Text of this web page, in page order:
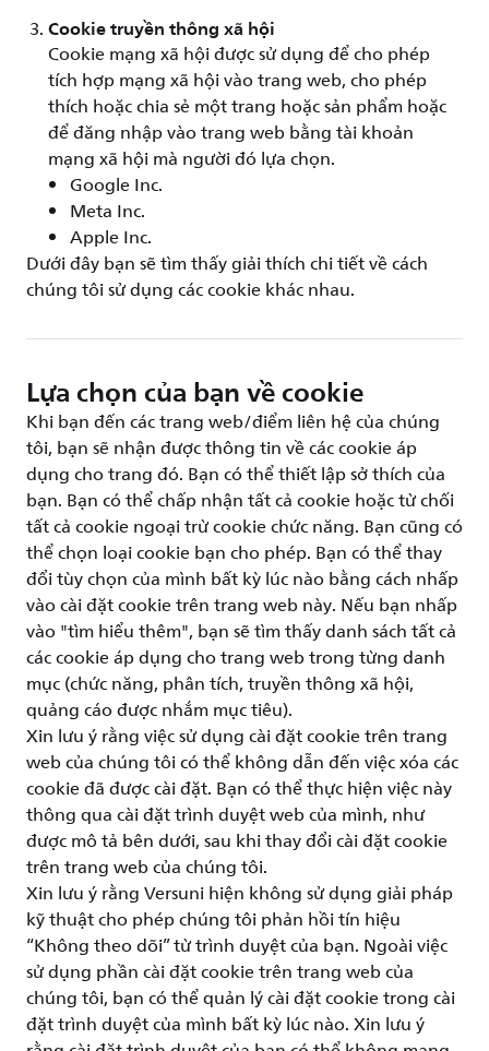
Cookie truyền thông xã hội
Cookie mạng xã hội được sử dụng để cho phép
tích hợp mạng xã hội vào trang web, cho phép
thích hoặc chia sẻ một trang hoặc sản phẩm hoặc
để đăng nhập vào trang web bằng tài khoản
mạng xã hội mà người đó lựa chọn.
Google Inc.
Meta Inc.
Apple Inc.
Dưới đây bạn sẽ tìm thấy giải thích chi tiết về cách
chúng tôi sử dụng các cookie khác nhau.
Lựa chọn của bạn về cookie
Khi bạn đến các trang web/điểm liên hệ của chúng
tôi, bạn sẽ nhận được thông tin về các cookie áp
dụng cho trang đó. Bạn có thể thiết lập sở thích của
bạn. Bạn có thể chấp nhận tất cả cookie hoặc từ chối
tất cả cookie ngoại trừ cookie chức năng. Bạn cũng có
thể chọn loại cookie bạn cho phép. Bạn có thể thay
đổi tùy chọn của mình bất kỳ lúc nào bằng cách nhấp
vào cài đặt cookie trên trang web này. Nếu bạn nhấp
vào "tìm hiểu thêm", bạn sẽ tìm thấy danh sách tất cả
các cookie áp dụng cho trang web trong từng danh
mục (chức năng, phân tích, truyền thông xã hội,
quảng cáo được nhắm mục tiêu).
Xin lưu ý rằng việc sử dụng cài đặt cookie trên trang
web của chúng tôi có thể không dẫn đến việc xóa các
cookie đã được cài đặt. Bạn có thể thực hiện việc này
thông qua cài đặt trình duyệt web của mình, như
được mô tả bên dưới, sau khi thay đổi cài đặt cookie
trên trang web của chúng tôi.
Xin lưu ý rằng Versuni hiện không sử dụng giải pháp
kỹ thuật cho phép chúng tôi phản hồi tín hiệu
“Không theo dõi” từ trình duyệt của bạn. Ngoài việc
sử dụng phần cài đặt cookie trên trang web của
chúng tôi, bạn có thể quản lý cài đặt cookie trong cài
đặt trình duyệt của mình bất kỳ lúc nào. Xin lưu ý